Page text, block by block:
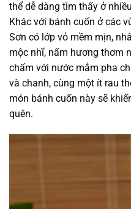
thể dễ dàng tìm thấy ở
Khác với bánh cuốn ở các
Sơn có lớp vỏ mềm mịn,
mộc nhĩ, nấm hương thơm
chấm với nước mắm pha
và chanh, cùng một ít rau
món bánh cuốn này sẽ
quên.